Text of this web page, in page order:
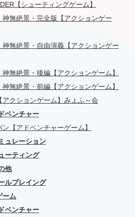
【シューティングゲーム】
神無絶景・完全版【アクションゲー
神無絶景・自由演義【アクションゲー
無絶景・後編【アクションゲーム】
無絶景・前編【アクションゲーム】
アクションゲーム】みょふ～会
ベンチャー
【アドベンチャーゲーム】
ュレーション
ーティング
他
ルプレイング
ーム
ベンチャー